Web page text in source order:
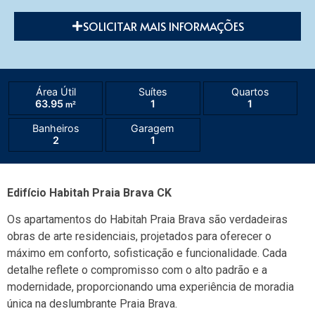
SOLICITAR MAIS INFORMAÇÕES
Área Útil
63.95 m²
Suítes
1
Quartos
1
Banheiros
2
Garagem
1
Edifício Habitah Praia Brava CK
Os apartamentos do Habitah Praia Brava são verdadeiras
obras de arte residenciais, projetados para oferecer o
máximo em conforto, sofisticação e funcionalidade. Cada
detalhe reflete o compromisso com o alto padrão e a
modernidade, proporcionando uma experiência de moradia
única na deslumbrante Praia Brava.